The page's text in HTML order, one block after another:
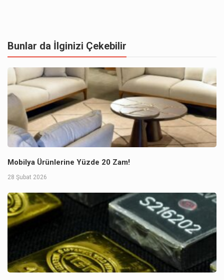
Bunlar da İlginizi Çekebilir
Mobilya Ürünlerine Yüzde 20 Zam!
28 Şubat 2026